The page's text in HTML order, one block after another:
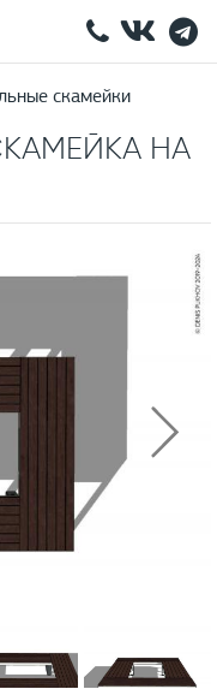
скамейки
НА